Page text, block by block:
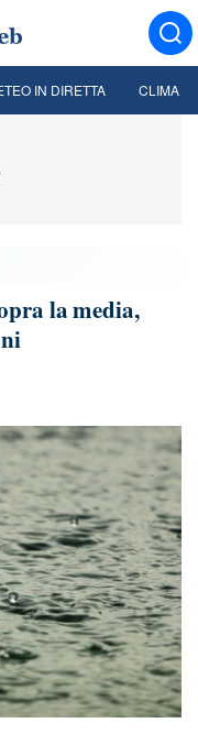
IN DIRETTA CLIMA
la media,